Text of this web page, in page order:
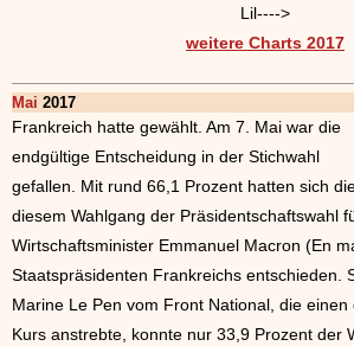
Lil---->
weitere Charts 2017
Mai 2017
Frankreich hatte gewählt. Am 7. Mai war die
endgültige Entscheidung in der Stichwahl
gefallen. Mit rund 66,1 Prozent hatten sich
diesem Wahlgang der Präsidentschaftswahl
Wirtschaftsminister Emmanuel Macron (En
Staatspräsidenten Frankreichs entschieden.
Marine Le Pen vom Front National, die einen
Kurs anstrebte, konnte nur 33,9 Prozent der